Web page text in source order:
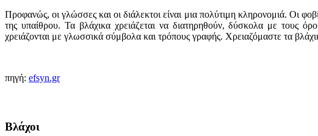
Προφανώς, οι γλώσσες και οι διάλεκτοι είναι μια πολύτιμη κληρονομιά. Οι
της υπαίθρου. Τα βλάχικα χρειάζεται να διατηρηθούν, δύσκολα με τους
χρειάζονται με γλωσσικά σύμβολα και τρόπους γραφής. Χρειαζόμαστε τα
πηγή: efsyn.gr
Βλάχοι